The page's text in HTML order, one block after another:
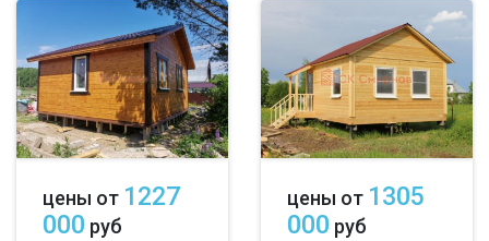
9х9
10х12
большие
маленькие
цены от 1227
000 руб
цены от 1305
000 руб